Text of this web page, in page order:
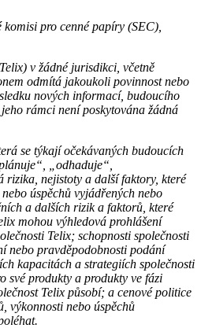
pro cenné papíry (SEC),
v žádné jurisdikci, včetně
odmítá jakoukoli povinnost nebo
nových informací, budoucího
rámci není poskytována žádná
se týkají očekávaných budoucích
„odhaduje“,
rizika, nejistoty a další faktory, které
úspěchů vyjádřených nebo
a dalších rizik a faktorů, které
mohou výhledová prohlášení
Telix; schopnosti společnosti
nebo pravděpodobnosti podání
kapacitách a strategiích společnosti
své produkty a produkty ve fázi
Telix působí; a cenové politice
výkonnosti nebo úspěchů